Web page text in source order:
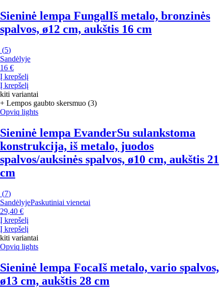
Sieninė lempa FungalIš metalo, bronzinės
spalvos, ø12 cm, aukštis 16 cm
(5)
Sandėlyje
16 €
Į krepšelį
Į krepšelį
kiti variantai
+ Lempos gaubto skersmuo (3)
Opviq lights
Sieninė lempa EvanderSu sulankstoma
konstrukcija, iš metalo, juodos
spalvos/auksinės spalvos, ø10 cm, aukštis 21
cm
(7)
SandėlyjePaskutiniai vienetai
29,40 €
Į krepšelį
Į krepšelį
kiti variantai
Opviq lights
Sieninė lempa FocaIš metalo, vario spalvos,
ø13 cm, aukštis 28 cm